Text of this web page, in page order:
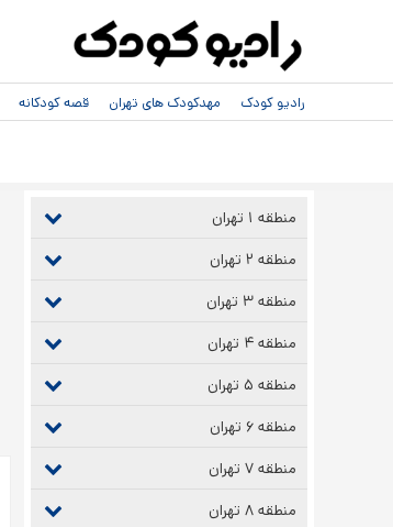
رادیو کودک مهدکودک های تهران قصه کودکانه
منطقه ۱ تهران
منطقه ۲ تهران
منطقه ۳ تهران
منطقه ۴ تهران
منطقه ۵ تهران
منطقه ۶ تهران
منطقه ۷ تهران
منطقه ۸ تهران